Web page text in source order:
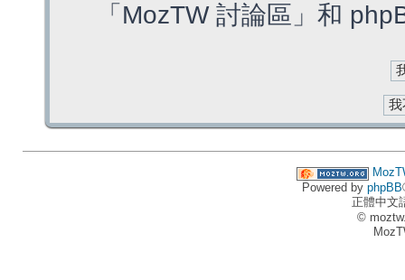
「MozTW 討論區」和
Powered by phpBB
正體中文
©